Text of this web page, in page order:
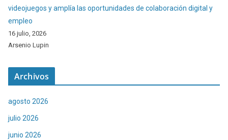
videojuegos y amplía las oportunidades de colaboración digital y
empleo
16 julio, 2026
Arsenio Lupin
Archivos
agosto 2026
julio 2026
junio 2026